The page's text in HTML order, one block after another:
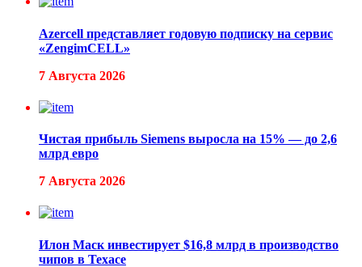
Azercell представляет годовую подписку на сервис
«ZengimCELL»
7 Августа 2026
Чистая прибыль Siemens выросла на 15% — до 2,6
млрд евро
7 Августа 2026
Илон Маск инвестирует $16,8 млрд в производство
чипов в Техасе